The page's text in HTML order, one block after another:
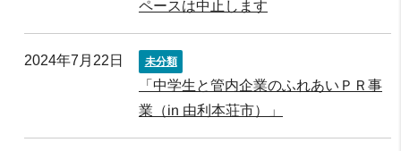
ペースは中止します
2024年7月22日 未分類
「中学生と管内企業のふれあいＰＲ事
業（in 由利本荘市）」